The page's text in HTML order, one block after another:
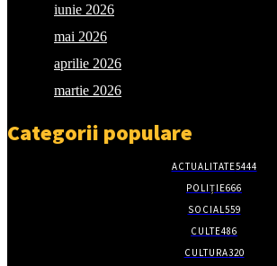
iunie 2026
mai 2026
aprilie 2026
martie 2026
Categorii populare
ACTUALITATE5444
POLIȚIE666
SOCIAL 559
CULTE486
CULTURA320